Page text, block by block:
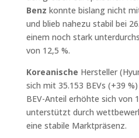
Benz konnte bislang nicht
und blieb nahezu stabil bei
einem noch stark
von 12,5 %.
Koreanische Hersteller
sich mit 35.153 BEVs (+39
BEV-Anteil erhöhte sich von
unterstützt durch
eine stabile Marktpräsenz.